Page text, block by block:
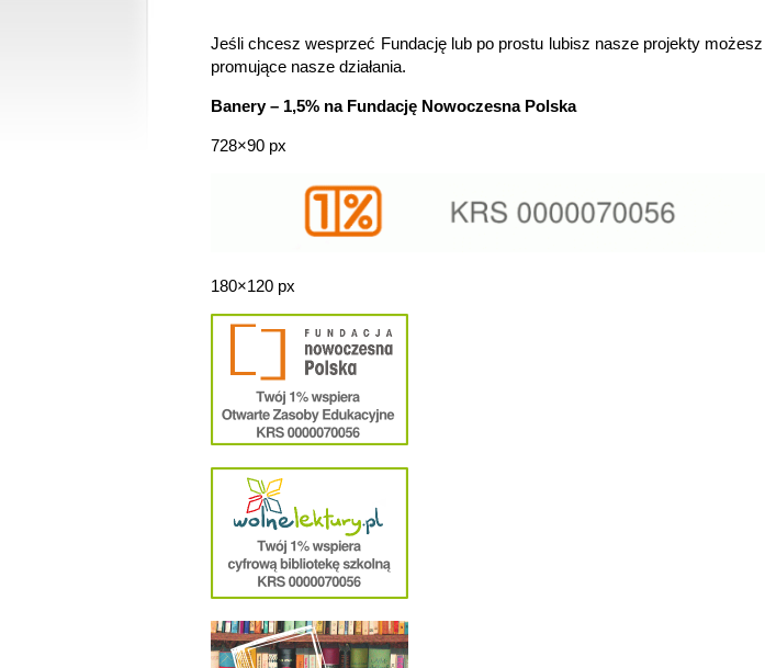
Jeśli chcesz wesprzeć Fundację lub po prostu lubisz nasze projekty
promujące nasze działania.
Banery – 1,5% na Fundację Nowoczesna Polska
728×90 px
180×120 px